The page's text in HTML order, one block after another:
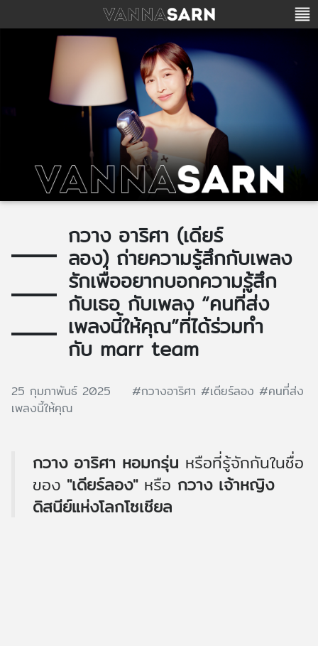
กวาง อาริศา (เดียร์
ลอง) ถ่ายความรู้สึกกับเพลง
รักเพื่ออยากบอกความรู้สึก
กับเธอ กับเพลง “คนที่ส่ง
เพลงนี้ให้คุณ”ที่ได้ร่วมทำ
กับ marr team
25 กุมภาพันธ์ 2025 #กวางอาริศา #เดียร์ลอง #คนที่ส่ง
เพลงนี้ให้คุณ
กวาง อาริศา หอมกรุ่น หรือที่รู้จักกันในชื่อ
ของ "เดียร์ลอง"หรือ กวาง เจ้าหญิง
ดิสนีย์แห่งโลกโซเชียล